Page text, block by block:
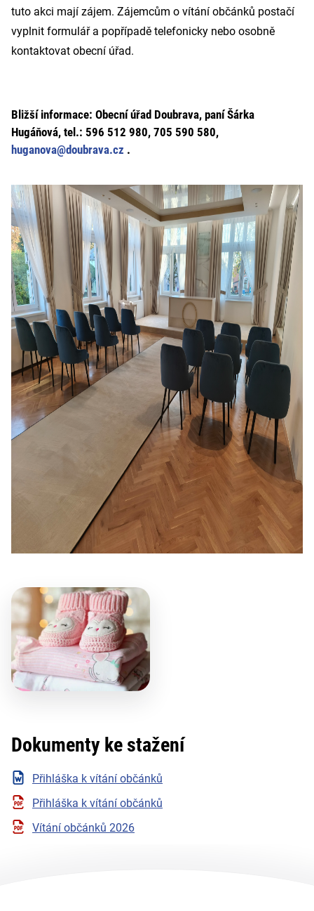
tuto akci mají zájem. Zájemcům o vítání občánků postačí
vyplnit formulář a popřípadě telefonicky nebo osobně
kontaktovat obecní úřad.
Bližší informace: Obecní úřad Doubrava, paní Šárka
Hugáňová, tel.: 596 512 980, 705 590 580,
huganova@doubrava.cz .
Dokumenty ke stažení
Přihláška k vítání občánků
Přihláška k vítání občánků
Vítání občánků 2026